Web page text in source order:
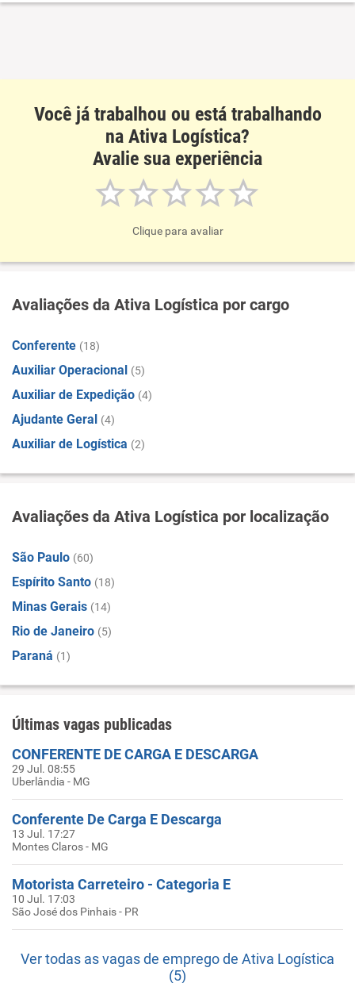
Você já trabalhou ou está trabalhando
na Ativa Logística?
Avalie sua experiência
Clique para avaliar
Avaliações da Ativa Logística por cargo
Conferente (18)
Auxiliar Operacional (5)
Auxiliar de Expedição (4)
Ajudante Geral (4)
Auxiliar de Logística (2)
Avaliações da Ativa Logística por localização
São Paulo (60)
Espírito Santo (18)
Minas Gerais (14)
Rio de Janeiro (5)
Paraná (1)
Últimas vagas publicadas
CONFERENTE DE CARGA E DESCARGA
29 Jul. 08:55
Uberlândia - MG
Conferente De Carga E Descarga
13 Jul. 17:27
Montes Claros - MG
Motorista Carreteiro - Categoria E
10 Jul. 17:03
São José dos Pinhais - PR
Ver todas as vagas de emprego de Ativa Logística
(5)